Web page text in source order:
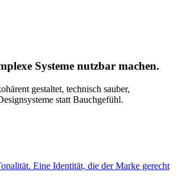
Systeme nutzbar machen.
gestaltet, technisch sauber,
statt Bauchgefühl.
Eine Identität, die der Marke gerecht